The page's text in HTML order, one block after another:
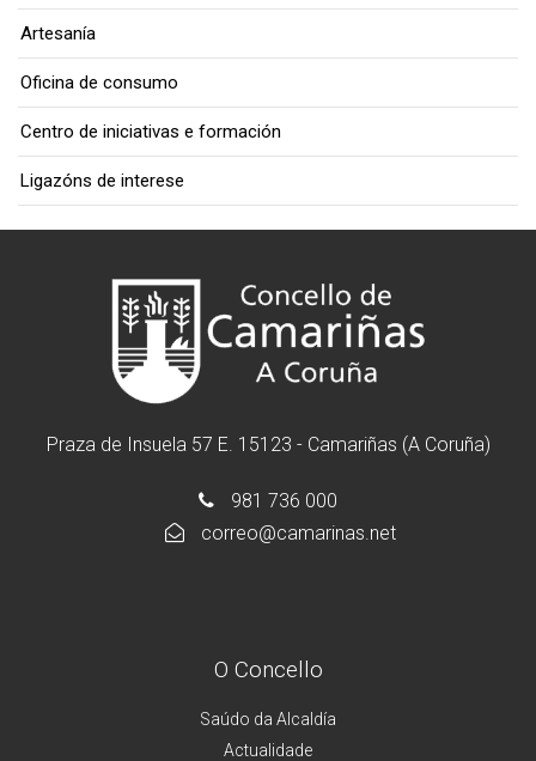
Artesanía
Oficina de consumo
Centro de iniciativas e formación
Ligazóns de interese
Praza de Insuela 57 E. 15123 - Camariñas (A Coruña)
981 736 000
correo@camarinas.net
O Concello
Saúdo da Alcaldía
Actualidade